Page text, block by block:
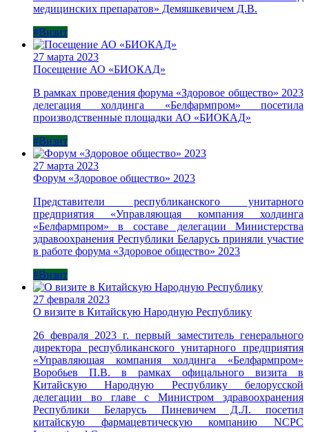
медицинских препаратов» Демяшкевичем Д.В.
#Визит
27 марта 2023
Посещение АО «БИОКАД»
В рамках проведения форума «Здоровое общество» 2023
делегация холдинга «Белфармпром» посетила
производственные площадки АО «БИОКАД»
#Визит
27 марта 2023
Форум «Здоровое общество» 2023
Представители республиканского унитарного
предприятия «Управляющая компания холдинга
«Белфармпром» в составе делегации Министерства
здравоохранения Республики Беларусь приняли участие
в работе форума «Здоровое общество» 2023
#Визит
27 февраля 2023
О визите в Китайскую Народную Республику
26 февраля 2023 г. первый заместитель генерального
директора республиканского унитарного предприятия
«Управляющая компания холдинга «Белфармпром»
Воробьев П.В. в рамках офицального визита в
Китайскую Народную Республику белорусской
делегации во главе с Министром здравоохранения
Республики Беларусь Пиневичем Д.Л. посетил
китайскую фармацевтическую компанию NCPC